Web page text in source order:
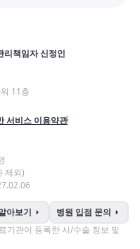
리책임자 신정인
11층
서비스 이용약관
제외)
아보기 arrow_right 병원 입점 문의 arrow_right
기관이 등록한 시/수술 정보 및